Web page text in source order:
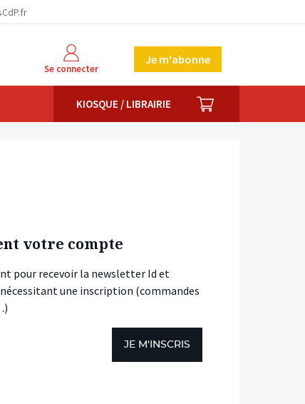
Se connecter
Je m'abonne
KIOSQUE / LIBRAIRIE PANIER
votre compte
pour recevoir la newsletter Id et
une inscription (commandes
JE M'INSCRIS